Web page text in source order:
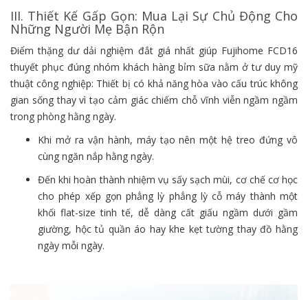
III. Thiết Kế Gấp Gọn: Mua Lại Sự Chủ Động Cho
Những Người Mẹ Bận Rộn
Điểm thặng dư dải nghiệm đắt giá nhất giúp Fujihome FCD16
thuyết phục đúng nhóm khách hàng bỉm sữa nằm ở tư duy mỹ
thuật công nghiệp: Thiết bị có khả năng hòa vào cấu trúc không
gian sống thay vì tạo cảm giác chiếm chỗ vĩnh viễn ngầm ngầm
trong phòng hằng ngày.
Khi mở ra vận hành, máy tạo nên một hệ treo đứng vô
cùng ngăn nắp hằng ngày.
Đến khi hoàn thành nhiệm vụ sấy sạch mùi, cơ chế cơ học
cho phép xếp gọn phẳng lỳ phẳng lỳ cỗ máy thành một
khối flat-size tinh tế, dễ dàng cất giấu ngầm dưới gầm
giường, hộc tủ quần áo hay khe kẹt tường thay đồ hằng
ngày mỗi ngày.